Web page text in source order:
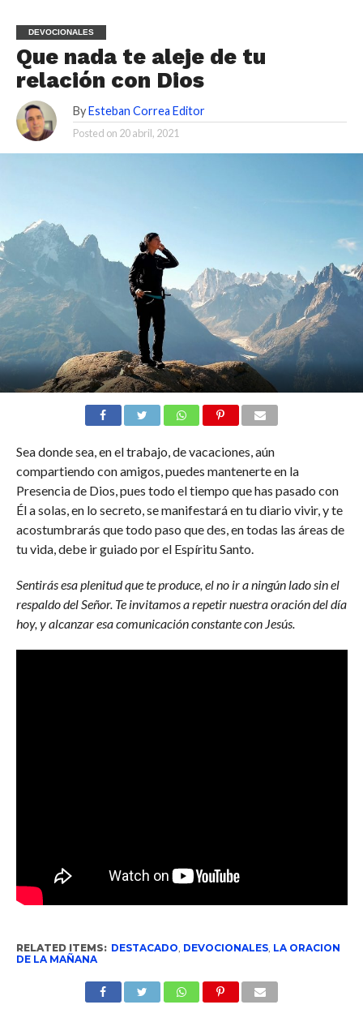
DEVOCIONALES
Que nada te aleje de tu
relación con Dios
By Esteban Correa Editor
Posted on 20 abril, 2021
Sea donde sea, en el trabajo, de vacaciones, aún
compartiendo con amigos, puedes mantenerte en la
Presencia de Dios, pues todo el tiempo que has pasado con
Él a solas, en lo secreto, se manifestará en tu diario vivir, y te
acostumbrarás que todo paso que des, en todas las áreas de
tu vida, debe ir guiado por el Espíritu Santo.
Sentirás esa plenitud que te produce, el no ir a ningún lado sin el
respaldo del Señor. Te invitamos a repetir nuestra oración del día
hoy, y alcanzar esa comunicación constante con Jesús.
RELATED ITEMS: DESTACADO, DEVOCIONALES, LA ORACION
DE LA MAÑANA